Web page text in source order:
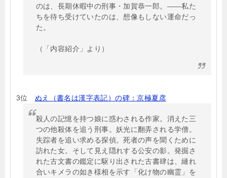
のは、長期休暇中の刑事・加賀恭一郎。――私た
ちを待ち受けていたのは、想像もしない運命だっ
た。
（「内容紹介」より）
3位 ぬえ（書名は漢字表記）の碑：京極夏彦
殺人の記憶を持つ娘に惑わされる作家。消えた三
つの他殺体を追う刑事。妖光に翻弄される学僧。
失踪者を追い求める探偵。死者の声を聞くために
訪れた女。そして見え隠れする公安の影。発掘さ
れた古文書の鑑定に駆り出された古書肆は、縺れ
合いキメラの如き様相を示す「化け物の幽霊」を